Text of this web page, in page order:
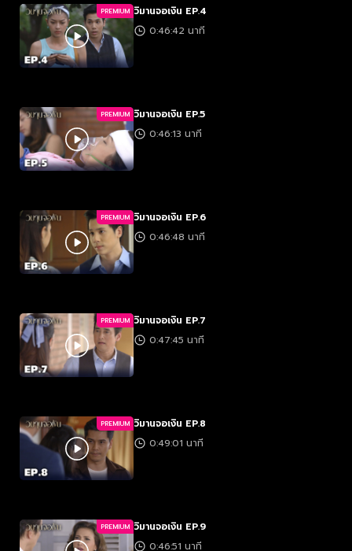
PREMIUM วิมานจอเงิน EP.4
0:46:42 นาที
PREMIUM วิมานจอเงิน EP.5
0:46:13 นาที
PREMIUM วิมานจอเงิน EP.6
0:46:48 นาที
PREMIUM วิมานจอเงิน EP.7
0:47:45 นาที
PREMIUM วิมานจอเงิน EP.8
0:49:01 นาที
PREMIUM วิมานจอเงิน EP.9
0:46:51 นาที